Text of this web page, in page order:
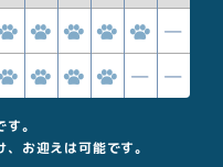
。
お迎えは可能です。